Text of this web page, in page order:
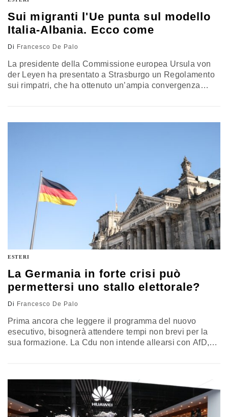
Sui migranti l'Ue punta sul modello
Italia-Albania. Ecco come
Di Francesco De Palo
La presidente della Commissione europea Ursula von
der Leyen ha presentato a Strasburgo un Regolamento
sui rimpatri, che ha ottenuto un’ampia convergenza
ESTERI
La Germania in forte crisi può
permettersi uno stallo elettorale?
Di Francesco De Palo
Prima ancora che leggere il programma del nuovo
esecutivo, bisognerà attendere tempi non brevi per la
sua formazione. La Cdu non intende allearsi con AfD,
che spera anche in un sostegno da parte del governo
italiano